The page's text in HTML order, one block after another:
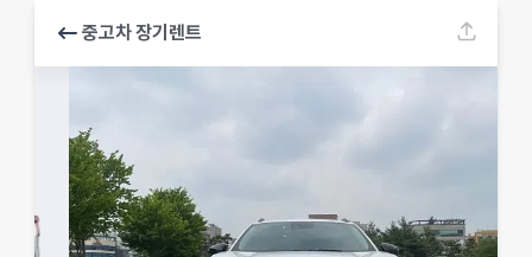
중고차 장기렌트